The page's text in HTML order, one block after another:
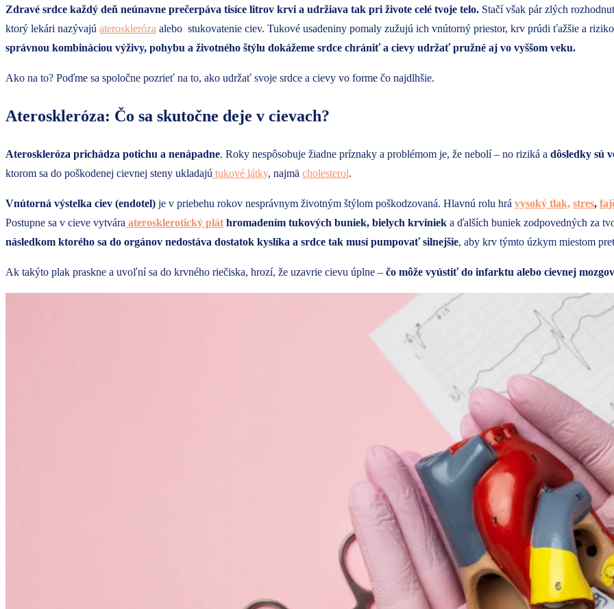
Zdravé srdce každý deň neúnavne prečerpáva tisíce litrov krvi a udržiava tak pri živote celé tvoje telo. Stačí však pár zlých
ktorý lekári nazývajú ateroskleróza alebo stukovatenie ciev. Tukové usadeniny pomaly zužujú ich vnútorný priestor, krv prúdi ťažšie a
správnou kombináciou výživy, pohybu a životného štýlu dokážeme srdce chrániť a cievy udržať pružné aj vo vyššom veku.
Ako na to? Poďme sa spoločne pozrieť na to, ako udržať svoje srdce a cievy vo forme čo najdlhšie.
Ateroskleróza: Čo sa skutočne deje v cievach?
Ateroskleróza prichádza potichu a nenápadne. Roky nespôsobuje žiadne príznaky a problémom je, že nebolí – no riziká a dôsledky sú
ktorom sa do poškodenej cievnej steny ukladajú tukové látky, najmä cholesterol.
Vnútorná výstelka ciev (endotel) je v priebehu rokov nesprávnym životným štýlom poškodzovaná. Hlavnú rolu hrá vysoký tlak, stres,
Postupne sa v cieve vytvára aterosklerotický plát hromadením tukových buniek, bielych krviniek a ďalších buniek zodpovedných za
následkom ktorého sa do orgánov nedostáva dostatok kyslíka a srdce tak musí pumpovať silnejšie, aby krv týmto úzkym miestom
Ak takýto plak praskne a uvoľní sa do krvného riečiska, hrozí, že uzavrie cievu úplne – čo môže vyústiť do infarktu alebo cievnej